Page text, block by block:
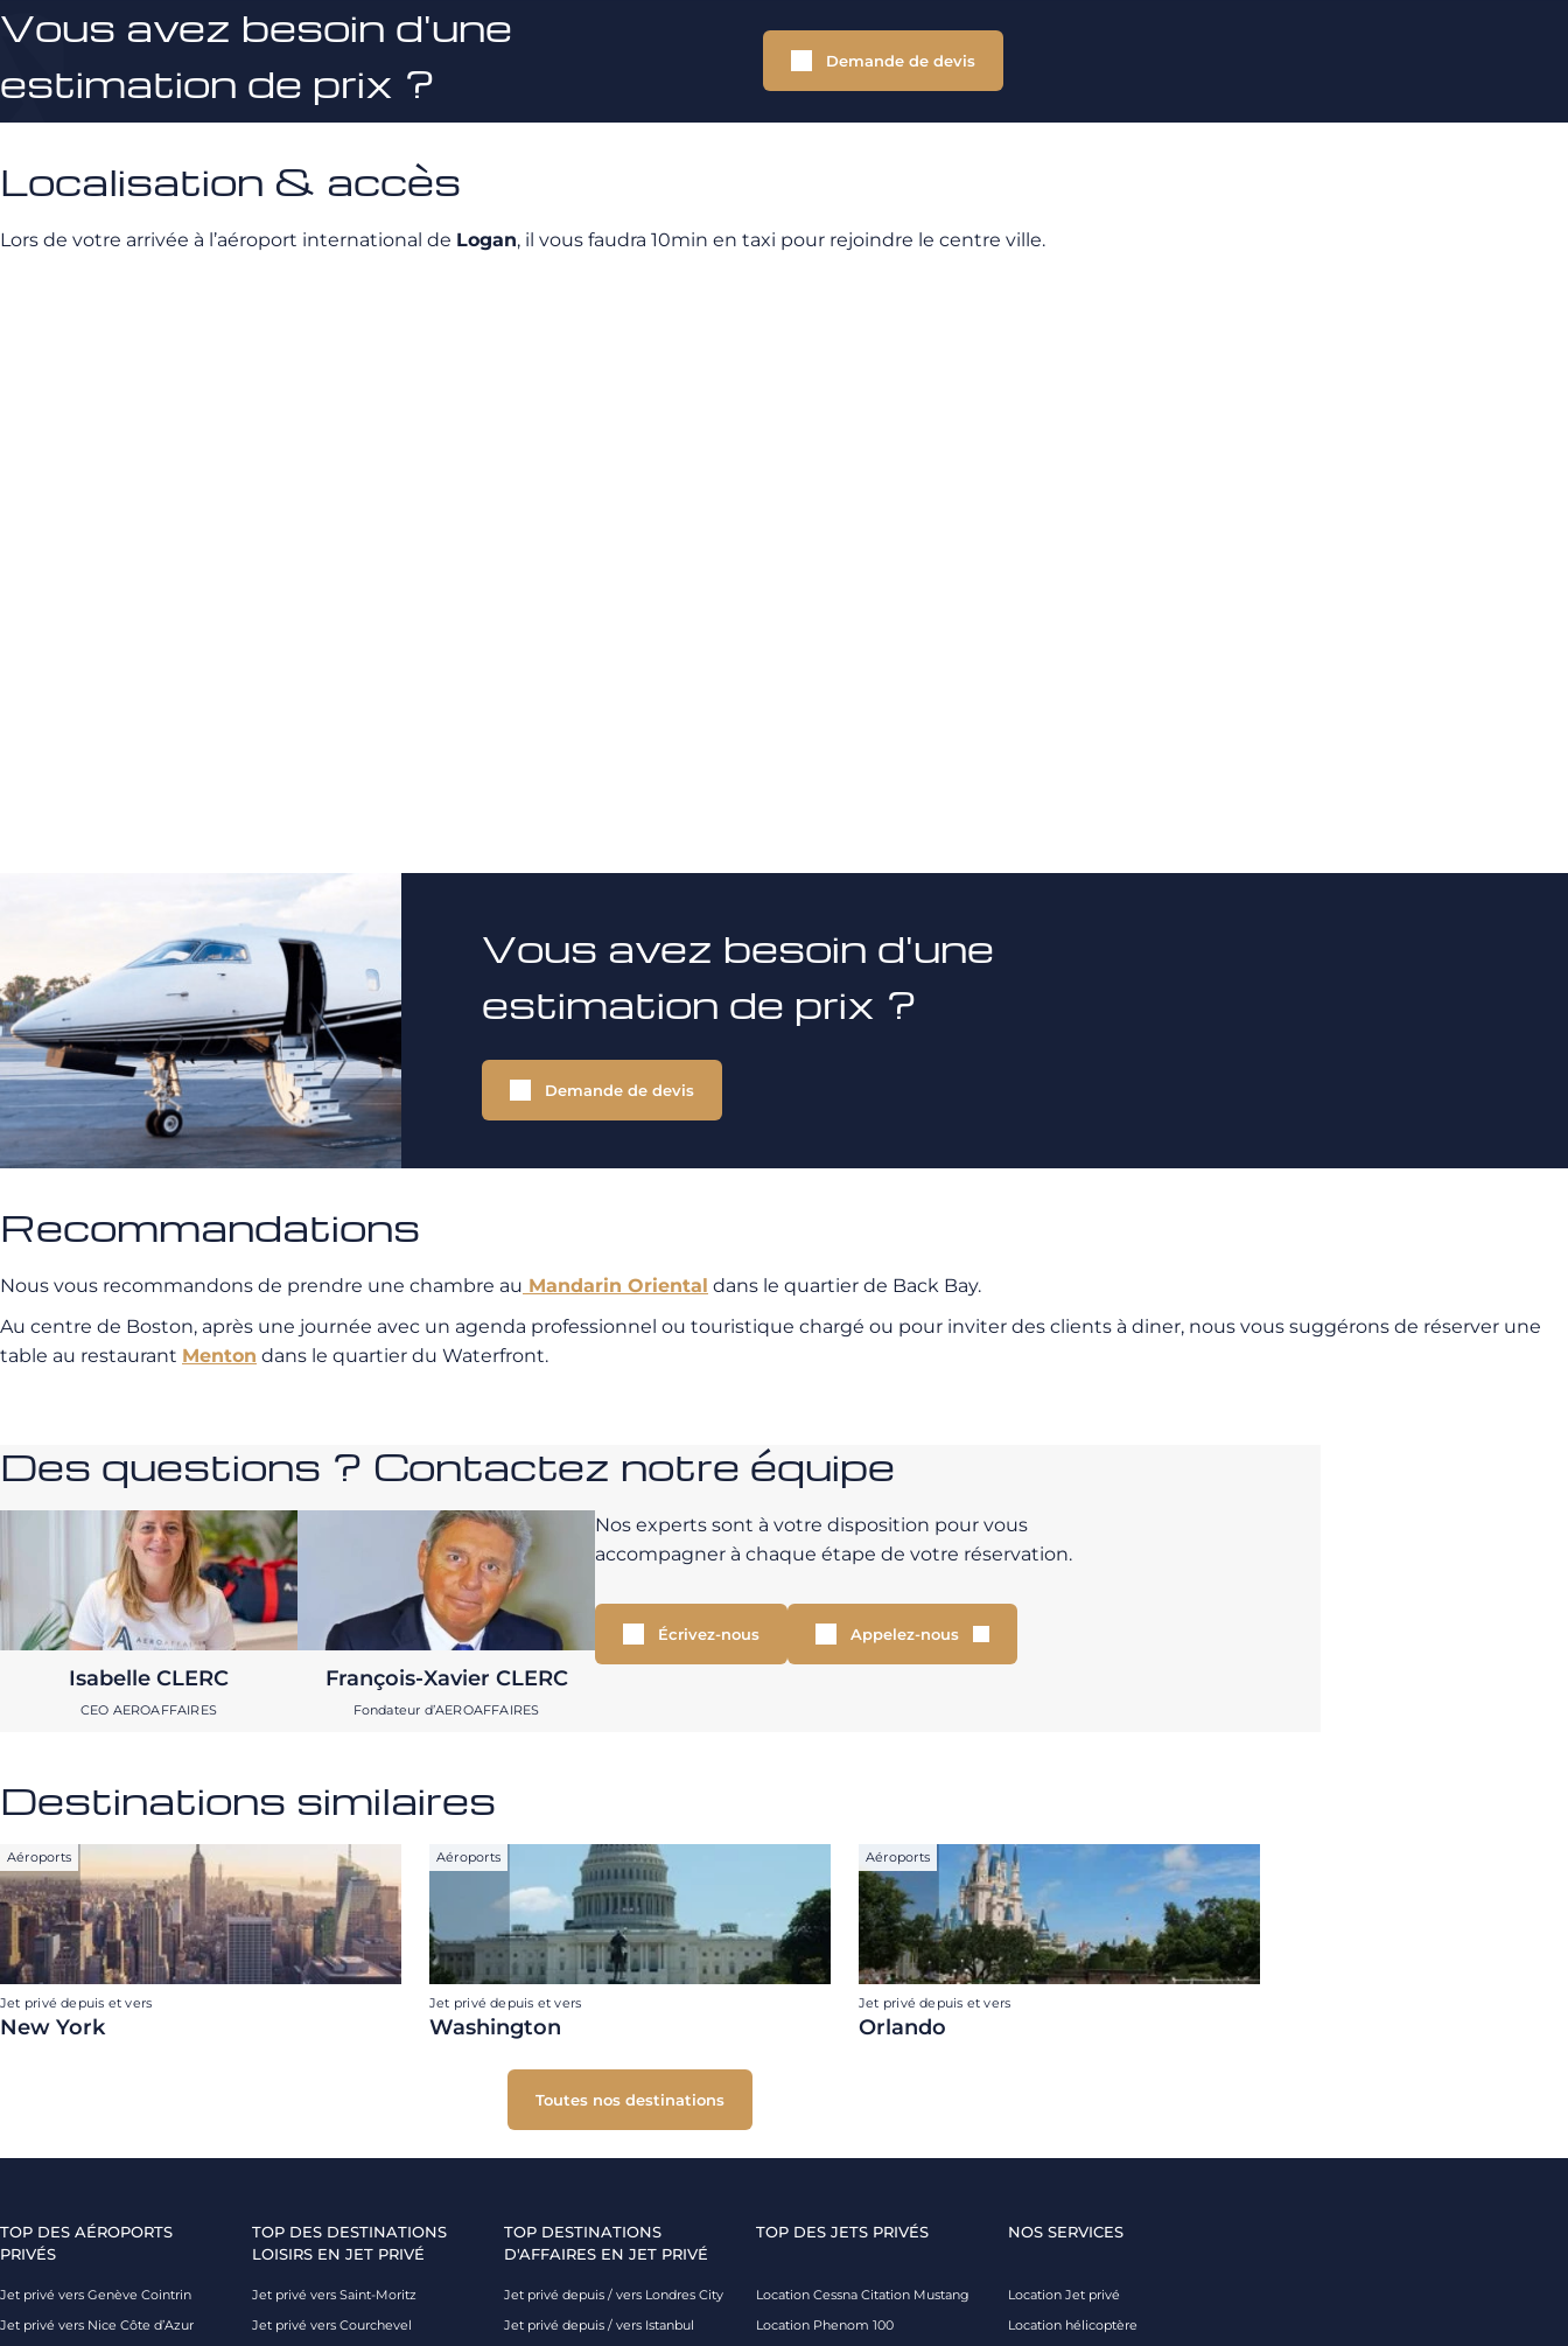
Vous avez besoin d'une
estimation de prix ?
Demande de devis
Localisation & accès
Lors de votre arrivée à l’aéroport international de Logan, il vous faudra 10min en taxi pour rejoindre le centre ville.
Vous avez besoin d'une
estimation de prix ?
Demande de devis
Recommandations
Nous vous recommandons de prendre une chambre au Mandarin Oriental dans le quartier de Back Bay.
Au centre de Boston, après une journée avec un agenda professionnel ou touristique chargé ou pour inviter des clients à diner, nous vous suggérons de réserver une
table au restaurant Menton dans le quartier du Waterfront.
Des questions ? Contactez notre équipe
Isabelle CLERC
CEO AEROAFFAIRES
François-Xavier CLERC
Fondateur d’AEROAFFAIRES
Nos experts sont à votre disposition pour vous
accompagner à chaque étape de votre réservation.
Écrivez-nous Appelez-nous
Destinations similaires
Aéroports
Jet privé depuis et vers
New York
Aéroports
Jet privé depuis et vers
Washington
Aéroports
Jet privé depuis et vers
Orlando
Toutes nos destinations
TOP DES AÉROPORTS
PRIVÉS
Jet privé vers Genève Cointrin
Jet privé vers Nice Côte d’Azur
TOP DES DESTINATIONS
LOISIRS EN JET PRIVÉ
Jet privé vers Saint-Moritz
Jet privé vers Courchevel
TOP DESTINATIONS
D'AFFAIRES EN JET PRIVÉ
Jet privé depuis / vers Londres City
Jet privé depuis / vers Istanbul
TOP DES JETS PRIVÉS
Location Cessna Citation Mustang
Location Phenom 100
NOS SERVICES
Location Jet privé
Location hélicoptère